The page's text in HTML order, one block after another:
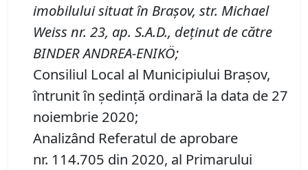
imobiluluisituat în Braşov, str. Michael
Weiss nr. 23, ap. S.A.D., deţinut de către
BINDER ANDREA-ENIKÖ;
Consiliul Local al Municipiului Brașov,
întrunit în ședință ordinară la data de 27
noiembrie 2020;
Analizând Referatul de aprobare
nr. 114.705 din 2020, al Primarului